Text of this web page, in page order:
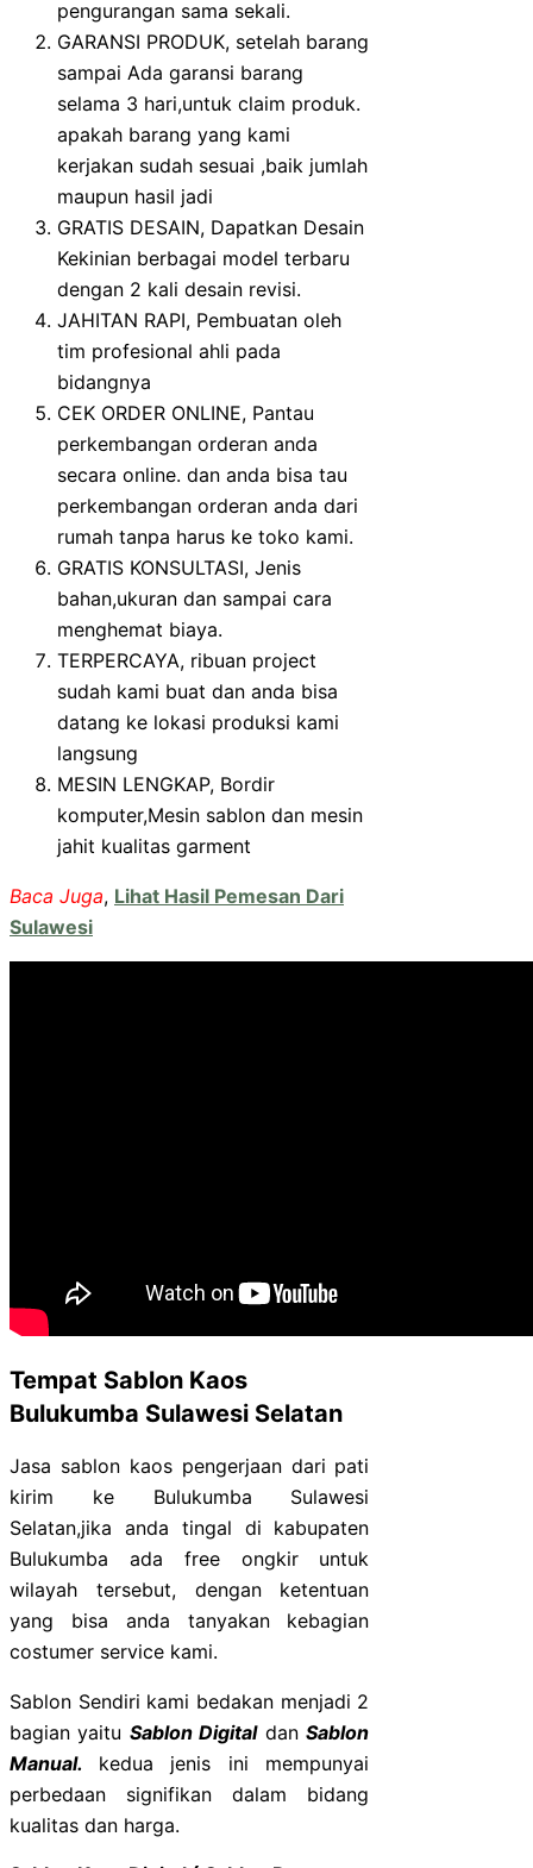
pengurangan sama sekali.
GARANSI PRODUK, setelah barang
sampai Ada garansi barang
selama 3 hari,untuk claim produk.
apakah barang yang kami
kerjakan sudah sesuai ,baik jumlah
maupun hasil jadi
GRATIS DESAIN, Dapatkan Desain
Kekinian berbagai model terbaru
dengan 2 kali desain revisi.
JAHITAN RAPI, Pembuatan oleh
tim profesional ahli pada
bidangnya
CEK ORDER ONLINE, Pantau
perkembangan orderan anda
secara online. dan anda bisa tau
perkembangan orderan anda dari
rumah tanpa harus ke toko kami.
GRATIS KONSULTASI, Jenis
bahan,ukuran dan sampai cara
menghemat biaya.
TERPERCAYA, ribuan project
sudah kami buat dan anda bisa
datang ke lokasi produksi kami
langsung
MESIN LENGKAP, Bordir
komputer,Mesin sablon dan mesin
jahit kualitas garment
Baca Juga, Lihat Hasil Pemesan Dari
Sulawesi
Tempat Sablon Kaos
Bulukumba Sulawesi Selatan
Jasa sablon kaos pengerjaan dari pati
kirim ke Bulukumba Sulawesi
Selatan,jika anda tingal di kabupaten
Bulukumba ada free ongkir untuk
wilayah tersebut, dengan ketentuan
yang bisa anda tanyakan kebagian
costumer service kami.
Sablon Sendiri kami bedakan menjadi 2
bagian yaitu Sablon DigitaldanSablon
Manual. kedua jenis ini mempunyai
perbedaan signifikan dalam bidang
kualitas dan harga.